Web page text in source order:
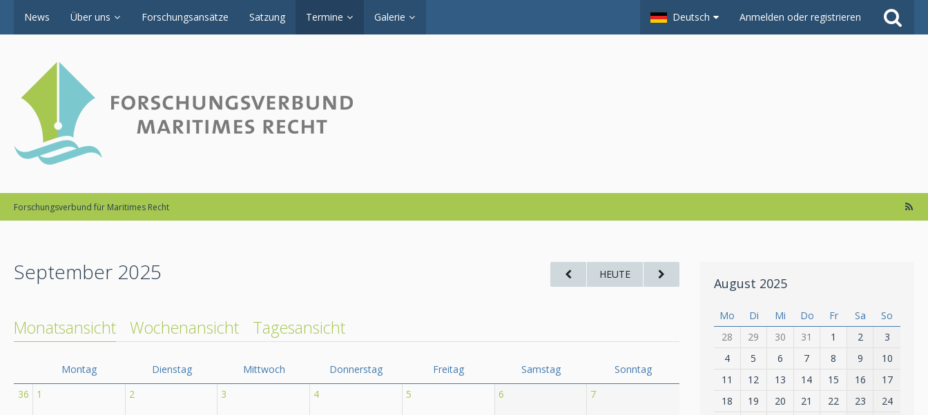
News Über uns Forschungsansätze Satzung Termine Galerie Deutsch Anmelden oder registrieren
Forschungsverbund für Maritimes Recht
September 2025 HEUTE
Monatsansicht Wochenansicht Tagesansicht
Montag Dienstag Mittwoch Donnerstag Freitag Samstag
Sonntag
36
1 2 3 4 5 6 7
August 2025
Mo Di Mi Do Fr Sa
So
28
29 30 31 1 2
3
4
5 6 7 8 9
10
11
12 13 14 15 16
17
18
19 20 21 22 23
24